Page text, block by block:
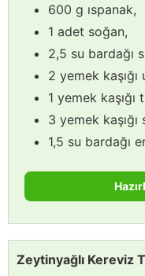
600 g ıspanak,
1 adet soğan,
2,5 su bardağı
2 yemek kaşığı
1 yemek kaşığı
3 yemek kaşığı
1,5 su bardağı
Zeytinyağlı Kereviz